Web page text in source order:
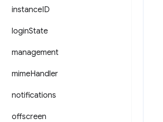
instanceID
loginState
management
mimeHandler
notifications
offscreen